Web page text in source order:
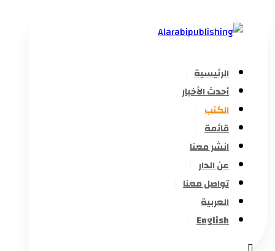
الرئيسية
أحدث الأخبار
الكتب
قائمة
انشر معنا
عن الدار
تواصل معنا
العربية
English